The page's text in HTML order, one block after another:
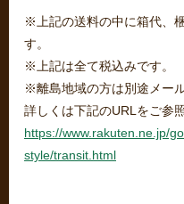
※上記の送料の中に箱代、
す。
※上記は全て税込みです。
※離島地域の方は別途メー
詳しくは下記のURLをご参
https://www.rakuten.ne.jp/
style/transit.html